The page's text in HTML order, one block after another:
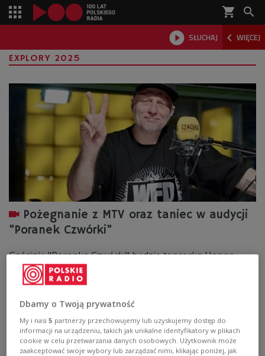
shopping_cart 
 SŁUCHAJ  WIĘCEJ

EXPLORY 2025
Pożegnanie z MTV oraz taniec w audycji
"Poranek Czwórki"
Gościnią "Poranka Czwórki" będzie tancerka Hanna
Fedorowicz.
Zobacz więcej na temat:
Dbamy o Twoją prywatność
My i nasi5 partnerzy przechowujemy lub uzyskujemy dostęp do
informacji na urządzeniu, takich jak unikalne identyfikatory w plikach
cookie w celu przetwarzania danych osobowych. Użytkownik może
zaakceptować swoje wybory lub zarządzać nimi, klikając poniżej, jak